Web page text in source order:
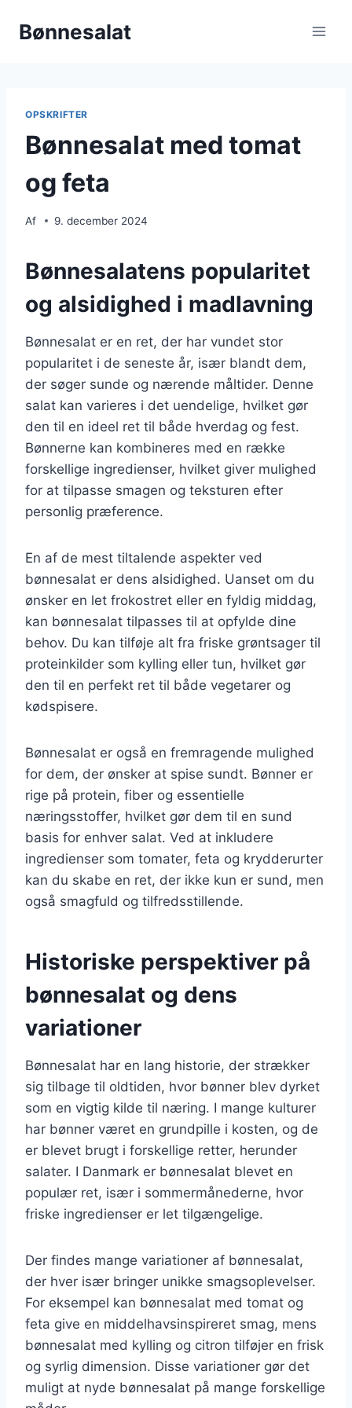
Bønnesalat
OPSKRIFTER
Bønnesalat med tomat
og feta
Af 9. december 2024
Bønnesalatens popularitet
og alsidighed i madlavning
Bønnesalat er en ret, der har vundet stor
popularitet i de seneste år, især blandt dem,
der søger sunde og nærende måltider. Denne
salat kan varieres i det uendelige, hvilket gør
den til en ideel ret til både hverdag og fest.
Bønnerne kan kombineres med en række
forskellige ingredienser, hvilket giver mulighed
for at tilpasse smagen og teksturen efter
personlig præference.
En af de mest tiltalende aspekter ved
bønnesalat er dens alsidighed. Uanset om du
ønsker en let frokostret eller en fyldig middag,
kan bønnesalat tilpasses til at opfylde dine
behov. Du kan tilføje alt fra friske grøntsager til
proteinkilder som kylling eller tun, hvilket gør
den til en perfekt ret til både vegetarer og
kødspisere.
Bønnesalat er også en fremragende mulighed
for dem, der ønsker at spise sundt. Bønner er
rige på protein, fiber og essentielle
næringsstoffer, hvilket gør dem til en sund
basis for enhver salat. Ved at inkludere
ingredienser som tomater, feta og krydderurter
kan du skabe en ret, der ikke kun er sund, men
også smagfuld og tilfredsstillende.
Historiske perspektiver på
bønnesalat og dens
variationer
Bønnesalat har en lang historie, der strækker
sig tilbage til oldtiden, hvor bønner blev dyrket
som en vigtig kilde til næring. I mange kulturer
har bønner været en grundpille i kosten, og de
er blevet brugt i forskellige retter, herunder
salater. I Danmark er bønnesalat blevet en
populær ret, især i sommermånederne, hvor
friske ingredienser er let tilgængelige.
Der findes mange variationer af bønnesalat,
der hver især bringer unikke smagsoplevelser.
For eksempel kan bønnesalat med tomat og
feta give en middelhavsinspireret smag, mens
bønnesalat med kylling og citron tilføjer en frisk
og syrlig dimension. Disse variationer gør det
muligt at nyde bønnesalat på mange forskellige